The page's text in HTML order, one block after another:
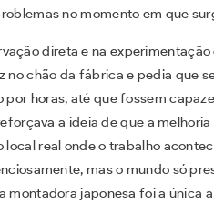
no momento em que
direta e na experimentação
chão da fábrica e pedia que
horas, até que fossem
a ideia de que a
real onde o trabalho
mas o mundo só
montadora japonesa foi a única